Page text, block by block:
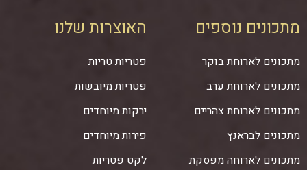
מתכונים נוספים
מתכונים לארוחת בוקר
מתכונים לארוחת ערב
מתכונים לארוחת צהריים
מתכונים לבראנץ
מתכונים לארוחה מפסקת
האוצרות שלנו
פטריות טריות
פטריות מיובשות
ירקות מיוחדים
פירות מיוחדים
לקט פטריות